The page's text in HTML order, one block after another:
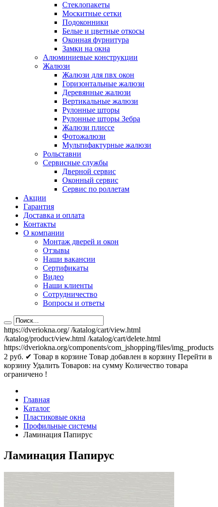
Стеклопакеты
Москитные сетки
Подоконники
Белые и цветные откосы
Оконная фурнитура
Замки на окна
Алюминиевые конструкции
Жалюзи
Жалюзи для пвх окон
Горизонтальные жалюзи
Деревянные жалюзи
Вертикальные жалюзи
Рулонные шторы
Рулонные шторы Зебра
Жалюзи плиссе
Фотожалюзи
Мультифактурные жалюзи
Рольставни
Сервисные службы
Дверной сервис
Оконный сервис
Сервис по роллетам
Акции
Гарантия
Доставка и оплата
Контакты
О компании
Монтаж дверей и окон
Отзывы
Наши вакансии
Сертификаты
Видео
Наши клиенты
Сотрудничество
Вопросы и ответы
https://dveriokna.org/ /katalog/cart/view.html
/katalog/product/view.html /katalog/cart/delete.html
https://dveriokna.org/components/com_jshopping/files/img_products
2 руб. ✔ Товар в корзине Товар добавлен в корзину Перейти в
корзину Удалить Товаров: на сумму Количество товара
ограничено !
Главная
Каталог
Пластиковые окна
Профильные системы
Ламинация Папирус
Ламинация Папирус